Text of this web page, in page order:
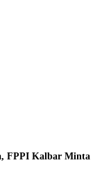
FPPI Kalbar Minta